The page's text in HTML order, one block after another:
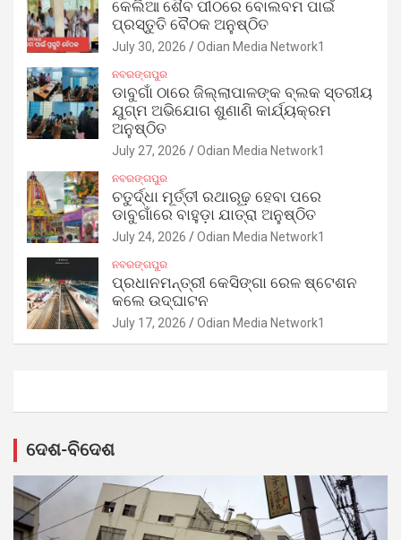
କେଲିଆ ଶୈବ ପୀଠରେ ବୋଲବମ ପାଇଁ
ପ୍ରସ୍ତୁତି ବୈଠକ ଅନୁଷ୍ଠିତ
July 30, 2026 Odian Media Network1
ନବରଙ୍ଗପୁର
ଡାବୁଗାଁ ଠାରେ ଜିଲ୍ଲାପାଳଙ୍କ ବ୍ଲକ ସ୍ତରୀୟ
ଯୁଗ୍ମ ଅଭିଯୋଗ ଶୁଣାଣି କାର୍ଯ୍ୟକ୍ରମ
ଅନୁଷ୍ଠିତ
July 27, 2026 Odian Media Network1
ନବରଙ୍ଗପୁର
ଚତୁର୍ଦ୍ଧା ମୂର୍ତ୍ତୀ ରଥାରୂଢ଼ ହେବା ପରେ
ଡାବୁଗାଁରେ ବାହୁଡ଼ା ଯାତ୍ରା ଅନୁଷ୍ଠିତ
July 24, 2026 Odian Media Network1
ନବରଙ୍ଗପୁର
ପ୍ରଧାନମନ୍ତ୍ରୀ କେସିଙ୍ଗା ରେଳ ଷ୍ଟେଶନ
କଲେ ଉଦ୍‌ଘାଟନ
July 17, 2026 Odian Media Network1
ଦେଶ-ବିଦେଶ